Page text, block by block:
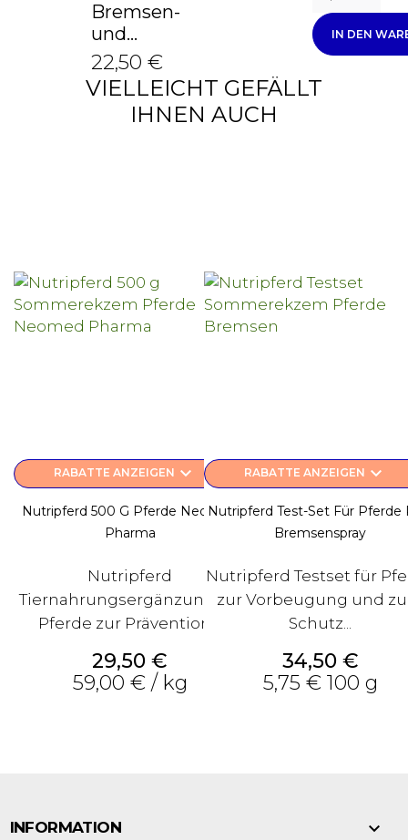
Bremsen-
und...
22,50 €
IN DEN
VIELLEICHT GEFÄLLT
IHNEN AUCH
RABATTE ANZEIGEN keyboard_arrow_down
Nutripferd 500 G Pferde Neomed
Pharma
Nutripferd
Tiernahrungsergänzung für
Pferde zur Prävention....
Preis
29,50 €
59,00 € / kg
RABATTE ANZEIGEN keyboard_arrow_down
Nutripferd Test-Set Für Pferde
Bremsenspray
Nutripferd Testset für
zur Vorbeugung und
Schutz...
Preis
34,50 €
5,75 € 100 g
INFORMATION 